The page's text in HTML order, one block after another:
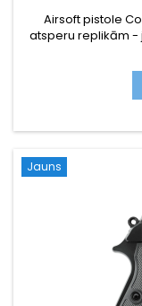
Airsoft pistole
atsperu replikām -
viegli lietojama. Ar
Jauns